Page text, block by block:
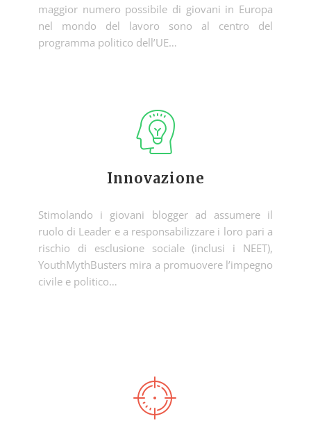
maggior numero possibile di giovani in Europa
nel mondo del lavoro sono al centro del
programma politico dell’UE…
Innovazione
Stimolando i giovani blogger ad assumere il
ruolo di Leader e a responsabilizzare i loro pari a
rischio di esclusione sociale (inclusi i NEET),
YouthMythBusters mira a promuovere l’impegno
civile e politico…